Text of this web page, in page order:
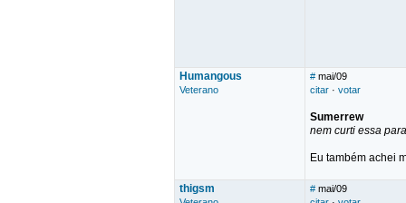
Humangous
Veterano
# mai/09
citar · votar
Sumerrew
nem curti essa
Eu também achei
thigsm # mai/09